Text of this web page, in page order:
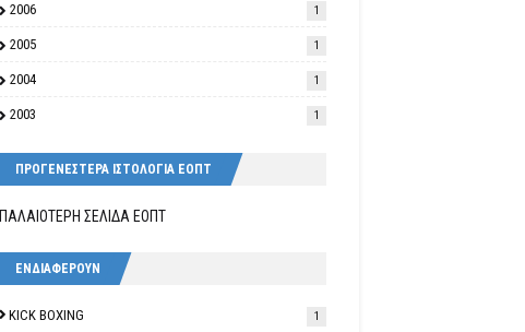
2006 1
2005 1
2004 1
2003 1
ΠΡΟΓΕΝΕΣΤΕΡΑ ΙΣΤΟΛΟΓΙΑ ΕΟΠΤ
ΠΑΛΑΙΟΤΕΡΗ ΣΕΛΙΔΑ ΕΟΠΤ
ΕΝΔΙΑΦΕΡΟΥΝ
KICK BOXING 1